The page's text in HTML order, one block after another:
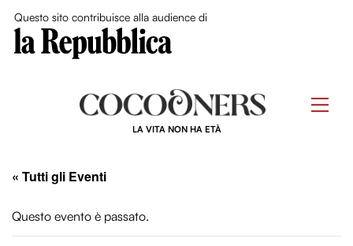
Questo sito contribuisce alla audience di
LA VITA NON HA ETÀ
« Tutti gli Eventi
Questo evento è passato.